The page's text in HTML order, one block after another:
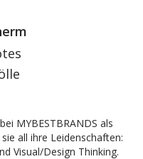
MYBESTBRANDS als
all ihre Leidenschaften:
Visual/Design Thinking.